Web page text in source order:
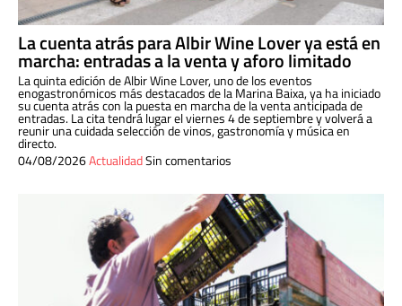
La cuenta atrás para Albir Wine Lover ya está en
marcha: entradas a la venta y aforo limitado
La quinta edición de Albir Wine Lover, uno de los eventos
enogastronómicos más destacados de la Marina Baixa, ya ha iniciado
su cuenta atrás con la puesta en marcha de la venta anticipada de
entradas. La cita tendrá lugar el viernes 4 de septiembre y volverá a
reunir una cuidada selección de vinos, gastronomía y música en
directo.
04/08/2026ActualidadSin comentarios